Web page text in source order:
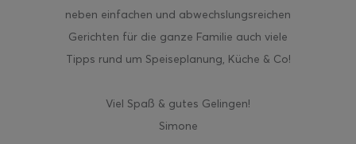
neben einfachen und abwechslungsreichen
Gerichten für die ganze Familie auch viele
Tipps rund um Speiseplanung, Küche & Co!
Viel Spaß & gutes Gelingen!
Simone